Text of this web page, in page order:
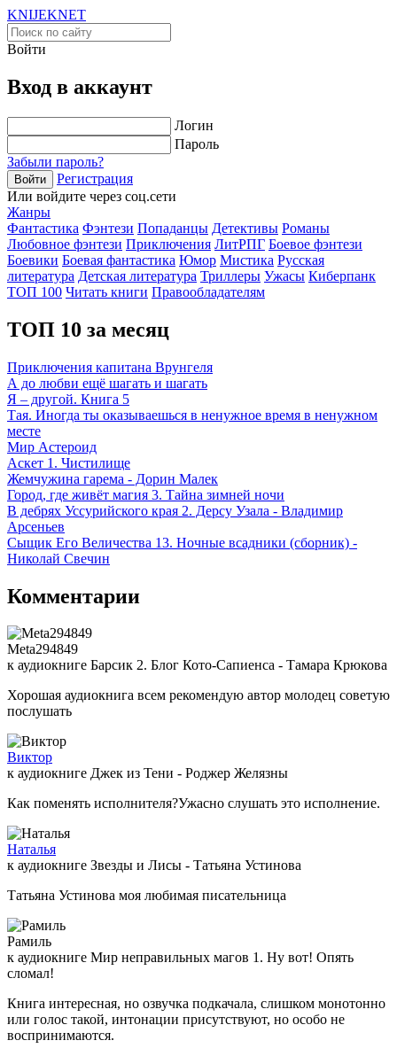
KNIJEKNET
Войти
Вход в аккаунт
Логин
Пароль
Забыли пароль?
Войти
Регистрация
Или войдите через соц.сети
Жанры
Фантастика Фэнтези Попаданцы Детективы Романы
Любовное фэнтези Приключения ЛитРПГ Боевое фэнтези
Боевики Боевая фантастика Юмор Мистика Русская
литература Детская литература Триллеры Ужасы Киберпанк
ТОП 100 Читать книги Правообладателям
ТОП 10 за месяц
Приключения капитана Врунгеля
А до любви ещё шагать и шагать
Я – другой. Книга 5
Тая. Иногда ты оказываешься в ненужное время в ненужном
месте
Мир Астероид
Аскет 1. Чистилище
Жемчужина гарема - Дорин Малек
Город, где живёт магия 3. Тайна зимней ночи
В дебрях Уссурийского края 2. Дерсу Узала - Владимир
Арсеньев
Сыщик Его Величества 13. Ночные всадники (сборник) -
Николай Свечин
Комментарии
Meta294849
к аудиокниге Барсик 2. Блог Кото-Сапиенса - Тамара Крюкова
Хорошая аудиокнига всем рекомендую автор молодец советую
послушать
Виктор
к аудиокниге Джек из Тени - Роджер Желязны
Как поменять исполнителя?Ужасно слушать это исполнение.
Наталья
к аудиокниге Звезды и Лисы - Татьяна Устинова
Татьяна Устинова моя любимая писательница
Рамиль
к аудиокниге Мир неправильных магов 1. Ну вот! Опять
сломал!
Книга интересная, но озвучка подкачала, слишком монотонно
или голос такой, интонации присутствуют, но особо не
воспринимаются.